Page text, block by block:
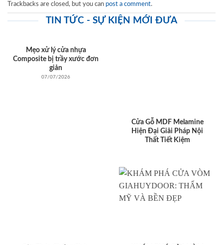
Trackbacks are closed, but you can post a comment.
TIN TỨC - SỰ KIỆN MỚI ĐƯA
Mẹo xử lý cửa nhựa
Composite bị trầy xước đơn
giản
07/07/2026
Cửa Gỗ MDF Melamine
Hiện Đại Giải Pháp Nội
Thất Tiết Kiệm